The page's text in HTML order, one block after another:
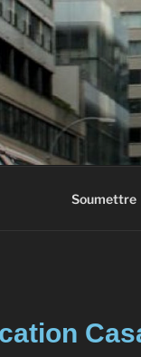
meilleurs sites à
Soumettre